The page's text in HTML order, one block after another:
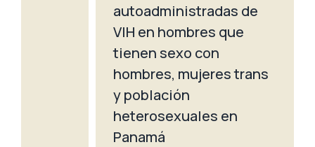
autoadministradas de
VIH en hombres que
tienen sexo con
hombres, mujeres trans
y población
heterosexuales en
Panamá